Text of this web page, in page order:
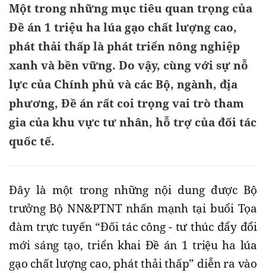
Một trong những mục tiêu quan trọng của
Đề án 1 triệu ha lúa gạo chất lượng cao,
phát thải thấp là phát triển nông nghiệp
xanh và bền vững. Do vậy, cùng với sự nỗ
lực của Chính phủ và các Bộ, ngành, địa
phương, Đề án rất coi trọng vai trò tham
gia của khu vực tư nhân, hỗ trợ của đối tác
quốc tế.
Đây là một trong những nội dung được Bộ
trưởng Bộ NN&PTNT nhấn mạnh tại buổi Tọa
đàm trực tuyến “Đối tác công - tư thúc đẩy đổi
mới sáng tạo, triển khai Đề án 1 triệu ha lúa
gạo chất lượng cao, phát thải thấp” diễn ra vào